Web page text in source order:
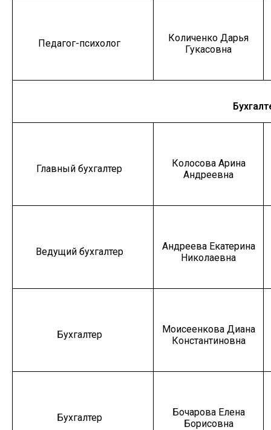
Педагог-психолог
Количенко Дарья
Гукасовна
Главный бухгалтер
Колосова Арина
Андреевна
Ведущий бухгалтер
Андреева Екатерина
Николаевна
Бухгалтер
Моисеенкова Диана
Константиновна
Бухгалтер
Бочарова Елена
Борисовна